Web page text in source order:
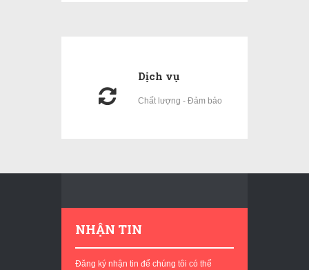
Dịch vụ
Chất lượng - Đảm bảo
NHẬN TIN
Đăng ký nhận tin để chúng tôi có thể